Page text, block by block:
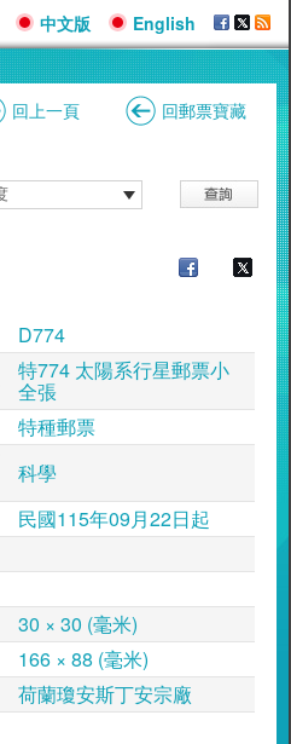
中文版 English
回上一頁 回郵票寶藏
D774
特774 太陽系行星郵票小
全張
特種郵票
科學
民國115年09月22日起
30 × 30 (毫米)
166 × 88 (毫米)
荷蘭瓊安斯丁安宗廠